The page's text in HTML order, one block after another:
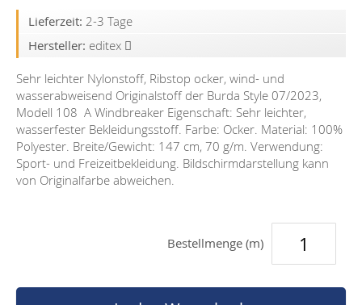
Lieferzeit: 2-3 Tage
Hersteller: editex
Sehr leichter Nylonstoff, Ribstop ocker, wind- und
wasserabweisend Originalstoff der Burda Style 07/2023,
Modell 108 A Windbreaker Eigenschaft: Sehr leichter,
wasserfester Bekleidungsstoff. Farbe: Ocker. Material: 100%
Polyester. Breite/Gewicht: 147 cm, 70 g/m. Verwendung:
Sport- und Freizeitbekleidung. Bildschirmdarstellung kann
von Originalfarbe abweichen.
Bestellmenge (m)